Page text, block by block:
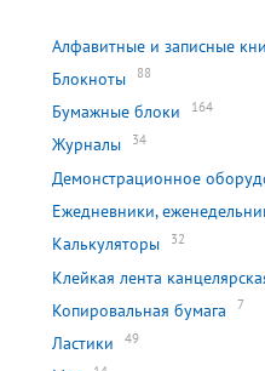
Алфавитные и записные
Блокноты 88
Бумажные блоки 164
Журналы 34
Демонстрационное
Ежедневники,
Калькуляторы 32
Клейкая лента
Копировальная бумага 7
Ластики 49